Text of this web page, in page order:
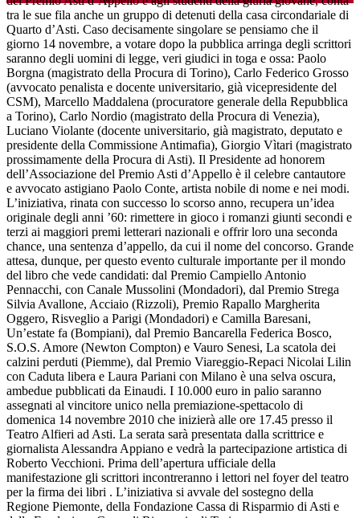
tra le sue fila anche un gruppo di detenuti della casa circondariale di
Quarto d’Asti. Caso decisamente singolare se pensiamo che il
giorno 14 novembre, a votare dopo la pubblica arringa degli scrittori
saranno degli uomini di legge, veri giudici in toga e ossa: Paolo
Borgna (magistrato della Procura di Torino), Carlo Federico Grosso
(avvocato penalista e docente universitario, già vicepresidente del
CSM), Marcello Maddalena (procuratore generale della Repubblica
a Torino), Carlo Nordio (magistrato della Procura di Venezia),
Luciano Violante (docente universitario, già magistrato, deputato e
presidente della Commissione Antimafia), Giorgio Vìtari (magistrato
prossimamente della Procura di Asti). Il Presidente ad honorem
dell’Associazione del Premio Asti d’Appello è il celebre cantautore
e avvocato astigiano Paolo Conte, artista nobile di nome e nei modi.
L’iniziativa, rinata con successo lo scorso anno, recupera un’idea
originale degli anni ’60: rimettere in gioco i romanzi giunti secondi e
terzi ai maggiori premi letterari nazionali e offrir loro una seconda
chance, una sentenza d’appello, da cui il nome del concorso. Grande
attesa, dunque, per questo evento culturale importante per il mondo
del libro che vede candidati: dal Premio Campiello Antonio
Pennacchi, con Canale Mussolini (Mondadori), dal Premio Strega
Silvia Avallone, Acciaio (Rizzoli), Premio Rapallo Margherita
Oggero, Risveglio a Parigi (Mondadori) e Camilla Baresani,
Un’estate fa (Bompiani), dal Premio Bancarella Federica Bosco,
S.O.S. Amore (Newton Compton) e Vauro Senesi, La scatola dei
calzini perduti (Piemme), dal Premio Viareggio-Repaci Nicolai Lilin
con Caduta libera e Laura Pariani con Milano è una selva oscura,
ambedue pubblicati da Einaudi. I 10.000 euro in palio saranno
assegnati al vincitore unico nella premiazione-spettacolo di
domenica 14 novembre 2010 che inizierà alle ore 17.45 presso il
Teatro Alfieri ad Asti. La serata sarà presentata dalla scrittrice e
giornalista Alessandra Appiano e vedrà la partecipazione artistica di
Roberto Vecchioni. Prima dell’apertura ufficiale della
manifestazione gli scrittori incontreranno i lettori nel foyer del teatro
per la firma dei libri . L’iniziativa si avvale del sostegno della
Regione Piemonte, della Fondazione Cassa di Risparmio di Asti e